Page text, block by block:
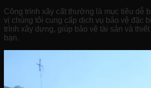
Công trình xây cất thường là mục tiêu dễ
vị chúng tôi cung cấp dịch vụ bảo vệ đặc
trình xây dựng, giúp bảo vệ tài sản và
bạn.